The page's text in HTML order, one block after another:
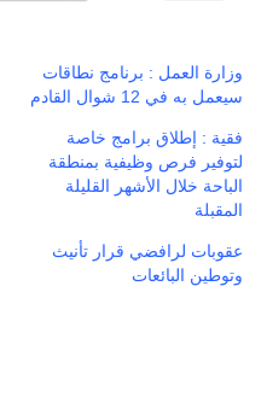
وزارة العمل : برنامج نطاقات
سيعمل به في 12 شوال القادم
فقية : إطلاق برامج خاصة
لتوفير فرص وظيفية بمنطقة
الباحة خلال الأشهر القليلة
المقبلة
عقوبات لرافضي قرار تأنيث
وتوطين البائعات